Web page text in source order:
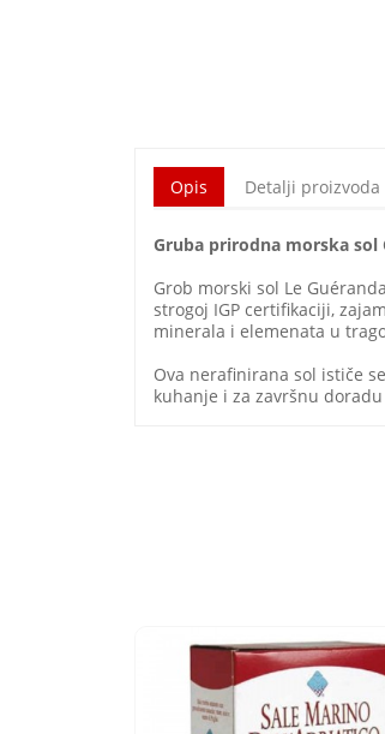
Opis Detalji proizvoda
Gruba prirodna morska sol
Grob morski sol Le
strogoj IGP certifikaciji,
minerala i elemenata u
Ova nerafinirana sol ističe
kuhanje i za završnu